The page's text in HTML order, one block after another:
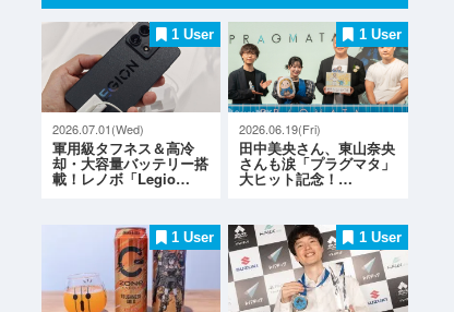
1 User
2026.07.01(Wed)
軍用級タフネス＆高冷
却・大容量バッテリー搭
載！レノボ「Legio…
1 User
2026.06.19(Fri)
田中美央さん、東山奈央
さんも涙「プラグマタ」
大ヒット記念！…
1 User 1 User